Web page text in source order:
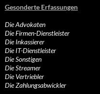
Gesonderte Erfassungen
Die Advokaten
Die Firmen-Dienstleister
Die Inkassierer
Die IT-Dienstleister
Die Sonstigen
Die Streamer
Die Vertriebler
Die Zahlungsabwickler